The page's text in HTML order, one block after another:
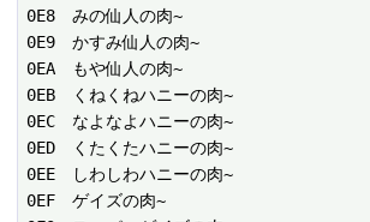
0E8　みの仙人の肉~
0E9　かすみ仙人の肉~
0EA　もや仙人の肉~
0EB　くねくねハニーの肉~
0EC　なよなよハニーの肉~
0ED　くたくたハニーの肉~
0EE　しわしわハニーの肉~
0EF　ゲイズの肉~